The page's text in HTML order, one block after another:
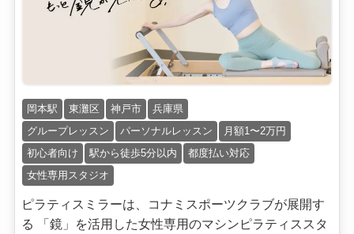
岡本駅 東灘区 神戸市
兵庫県
グループレッスン
パーソナルレッスン
月額1〜2万円
初心者向け
駅から徒歩5分以内
都度払い対応
女性専用スタジオ
ピラティスミラーは、コナミスポーツクラブが展開す
る 「鏡」を活用した女性専用のマシンピラティススタ